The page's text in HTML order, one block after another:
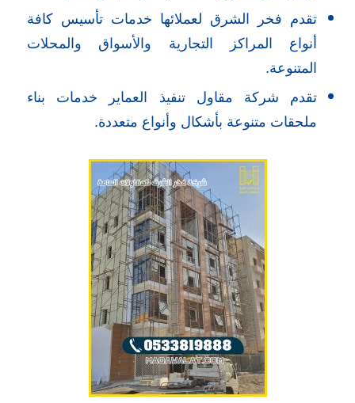
تقدم فخر الشرق لعملائها خدمات تأسيس كافة
أنواع المراكز التجارية والأسواق والمحلات
المتنوعة.
تقدم شركة مقاول تنفيذ العماير خدمات بناء
ملحقات متنوعة بأشكال وأنواع متعددة.